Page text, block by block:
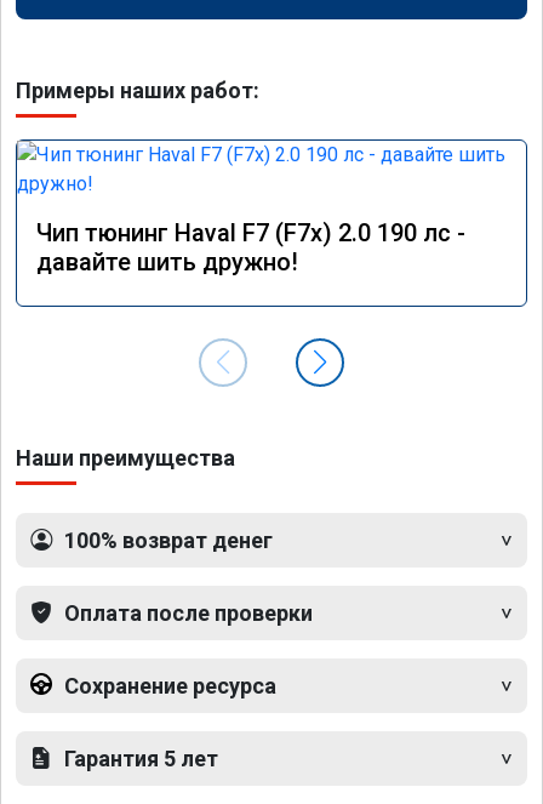
Примеры наших работ:
Чип тюнинг Haval F7 (F7x) 2.0 190 лс -
давайте шить дружно!
Наши преимущества
100% возврат денег
Оплата после проверки
Сохранение ресурса
Гарантия 5 лет